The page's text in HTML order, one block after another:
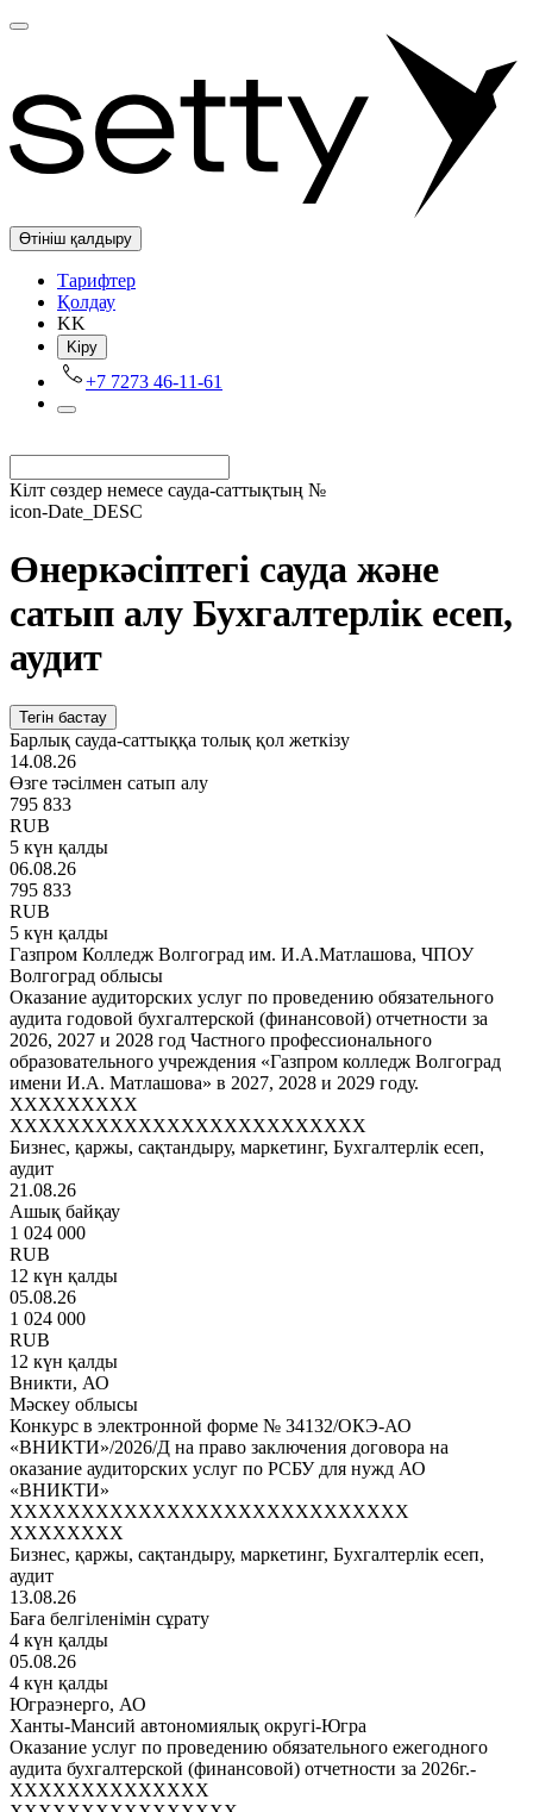
Өтініш қалдыру
Tарифтер
Қолдау
KK
Kіру
+7 7273 46-11-61
Кілт сөздер немесе сауда-саттықтың №
icon-Date_DESC
Өнеркәсіптегі сауда және
сатып алу Бухгалтерлік есеп,
аудит
Тегін бастау
Барлық сауда-саттыққа толық қол жеткізу
14.08.26
Өзге тәсілмен сатып алу
795 833
RUB
5 күн қалды
06.08.26
795 833
RUB
5 күн қалды
Газпром Колледж Волгоград им. И.А.Матлашова, ЧПОУ
Волгоград облысы
Оказание аудиторских услуг по проведению обязательного
аудита годовой бухгалтерской (финансовой) отчетности за
2026, 2027 и 2028 год Частного профессионального
образовательного учреждения «Газпром колледж Волгоград
имени И.А. Матлашова» в 2027, 2028 и 2029 году.
XXXXXXXXX
XXXXXXXXXXXXXXXXXXXXXXXXX
Бизнес, қаржы, сақтандыру, маркетинг, Бухгалтерлік есеп,
аудит
21.08.26
Ашық байқау
1 024 000
RUB
12 күн қалды
05.08.26
1 024 000
RUB
12 күн қалды
Вникти, АО
Мәскеу облысы
Конкурс в электронной форме № 34132/ОКЭ-АО
«ВНИКТИ»/2026/Д на право заключения договора на
оказание аудиторских услуг по РСБУ для нужд АО
«ВНИКТИ»
XXXXXXXXXXXXXXXXXXXXXXXXXXXX
XXXXXXXX
Бизнес, қаржы, сақтандыру, маркетинг, Бухгалтерлік есеп,
аудит
13.08.26
Баға белгіленімін сұрату
4 күн қалды
05.08.26
4 күн қалды
Юграэнерго, АО
Ханты-Мансий автономиялық округі-Югра
Оказание услуг по проведению обязательного ежегодного
аудита бухгалтерской (финансовой) отчетности за 2026г.-
XXXXXXXXXXXXXX